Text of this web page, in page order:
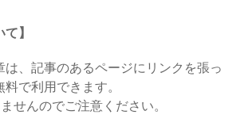
】
は、記事のあるページにリンクを張っ
で利用できます。
せんのでご注意ください。